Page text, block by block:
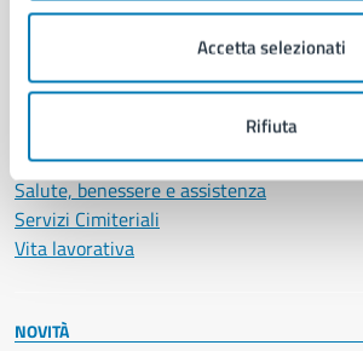
Accetta selezionati
Rifiuta
Autorizzazioni
Cultura e tempo libero
Documenti e certificati
Educazione e formazione
Giustizia e sicurezza pubblica
Imprese e commercio
Salute, benessere e assistenza
Servizi Cimiteriali
Vita lavorativa
NOVITÀ